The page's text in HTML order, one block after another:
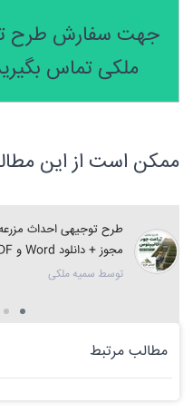
جهت سفارش طرح
ملکی تماس
ممکن است از این
مجوز + دانلود Word و PDF
توسط سمیه ملکی
مطالب مرتبط